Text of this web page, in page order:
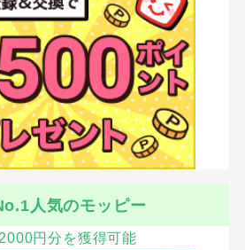
人気のモッピー
円分を獲得可能